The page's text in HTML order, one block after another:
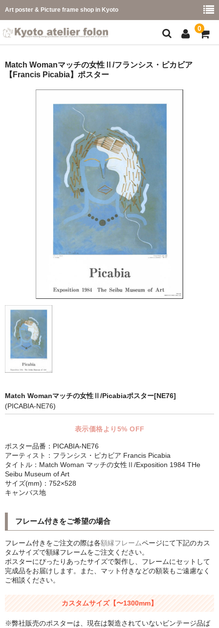
Art poster & Picture frame shop in Kyoto
0
フレーム一覧
フレーム幅別
こどもさくひんフレーム
幅広マット付額縁フレーム-展覧会などに-
マット付額縁フレーム-おしゃれな空間に-
吊りフック
吊り金具＆ヒモセット
簡単スタンド
額装テープ
LP・CDフレーム
シンプルLPフレームセット
CD紙ジャケフレーム
アートポスター
Instagram紹介商品
エンゾ・マーリ【Enzo Mari】
ダネーゼ【DANESE MILANO】
アンディ・ウォーホル
Match Womanマッチの女性Ⅱ/フランシス・ピカビア
【Francis Picabia】ポスター
Match Womanマッチの女性Ⅱ/Picabiaポスター[NE76]
(PICABIA-NE76)
表示価格より5% OFF
ポスター品番：PICABIA-NE76
アーティスト：フランシス・ピカビア Francis Picabia
タイトル：Match Woman マッチの女性Ⅱ/Exposition 1984 THe
Seibu Museum of Art
サイズ(mm)：752×528
キャンバス地
フレーム付きをご希望の場合
フレーム付きをご注文の際は各額縁フレームページにて下記のカス
タムサイズで額縁フレームをご注文ください。
ポスターにぴったりあったサイズで製作し、フレームにセットして
完成品をお届けします。また、マット付きなどの額装もご遠慮なく
ご相談ください。
カスタムサイズ【〜1300mm】
※弊社販売のポスターは、現在は製造されていないビンテージ品ば